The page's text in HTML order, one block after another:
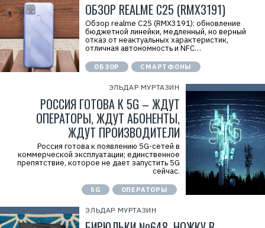
ОБЗОР REALME C25 (RMX3191)
Обзор realme C25 (RMX3191): обновление
бюджетной линейки, медленный, но верный
отказ от неактуальных характеристик,
отличная автономность и NFC…
ОБЗОР СМАРТФОНЫ
ЭЛЬДАР МУРТАЗИН
РОССИЯ ГОТОВА К 5G – ЖДУТ
ОПЕРАТОРЫ, ЖДУТ АБОНЕНТЫ,
ЖДУТ ПРОИЗВОДИТЕЛИ
Россия готова к появлению 5G-сетей в
коммерческой эксплуатации; единственное
препятствие, которое не дает запустить 5G
сейчас.
5G ОПЕРАТОРЫ
ЭЛЬДАР МУРТАЗИН